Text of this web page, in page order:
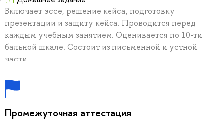
Включает эссе, решение кейса, подготовку
презентации и защиту кейса. Проводится перед
каждым учебным занятием. Оценивается по 10-ти
бальной шкале. Состоит из письменной и устной
части
Промежуточная аттестация